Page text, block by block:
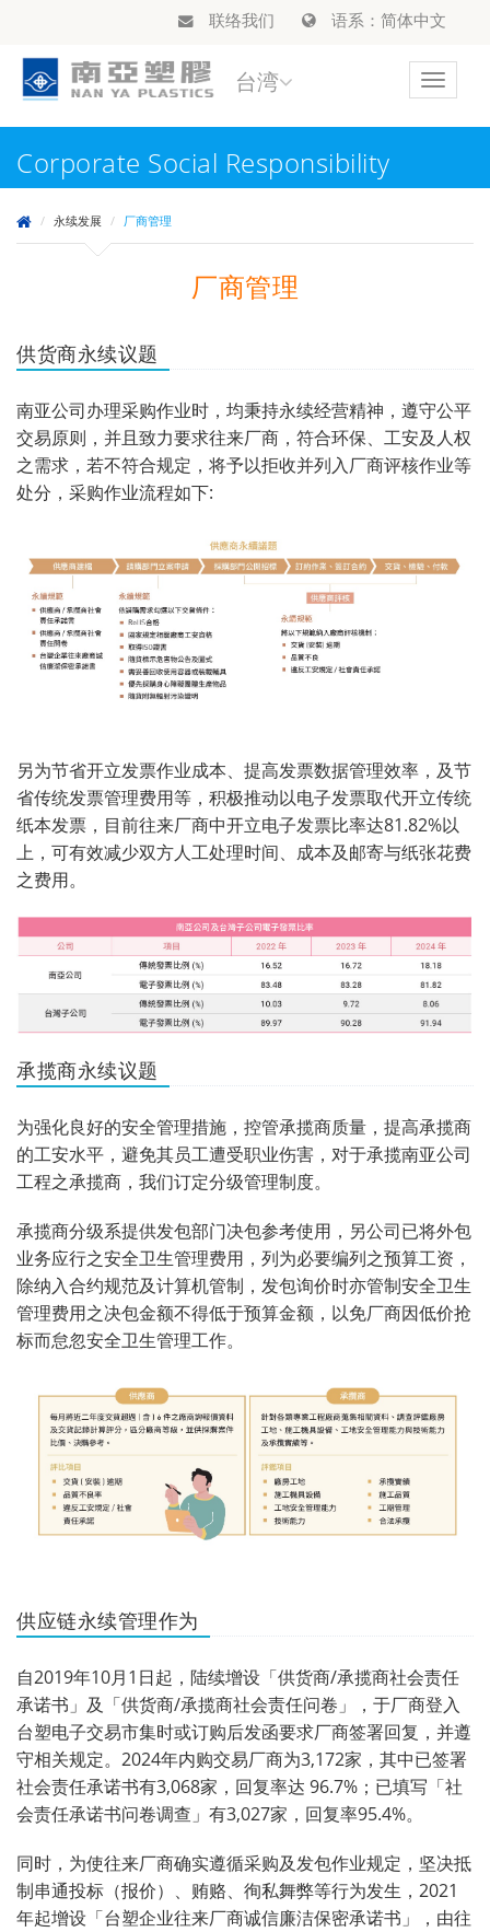
联络我们 语系：简体中文
Toggle
台湾
Corporate Social Responsibility
永续发展 厂商管理
厂商管理
供货商永续议题
南亚公司办理采购作业时，均秉持永续经营精神，遵守公平
交易原则，并且致力要求往来厂商，符合环保、工安及人权
之需求，若不符合规定，将予以拒收并列入厂商评核作业等
处分，采购作业流程如下:
另为节省开立发票作业成本、提高发票数据管理效率，及节
省传统发票管理费用等，积极推动以电子发票取代开立传统
纸本发票，目前往来厂商中开立电子发票比率达81.82%以
上，可有效减少双方人工处理时间、成本及邮寄与纸张花费
之费用。
承揽商永续议题
为强化良好的安全管理措施，控管承揽商质量，提高承揽商
的工安水平，避免其员工遭受职业伤害，对于承揽南亚公司
工程之承揽商，我们订定分级管理制度。
承揽商分级系提供发包部门决包参考使用，另公司已将外包
业务应行之安全卫生管理费用，列为必要编列之预算工资，
除纳入合约规范及计算机管制，发包询价时亦管制安全卫生
管理费用之决包金额不得低于预算金额，以免厂商因低价抢
标而怠忽安全卫生管理工作。
供应链永续管理作为
自2019年10月1日起，陆续增设「供货商/承揽商社会责任
承诺书」及「供货商/承揽商社会责任问卷」，于厂商登入
台塑电子交易市集时或订购后发函要求厂商签署回复，并遵
守相关规定。2024年内购交易厂商为3,172家，其中已签署
社会责任承诺书有3,068家，回复率达 96.7%；已填写「社
会责任承诺书问卷调查」有3,027家，回复率95.4%。
同时，为使往来厂商确实遵循采购及发包作业规定，坚决抵
制串通投标（报价）、贿赂、徇私舞弊等行为发生，2021
年起增设「台塑企业往来厂商诚信廉洁保密承诺书」，由往